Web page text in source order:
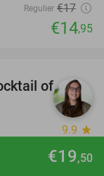
€19,50
Regulier €17
€14,95
41%
of
9.9 star